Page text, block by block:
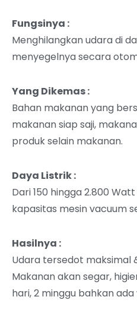
Fungsinya :
Menghilangkan udara di
menyegelnya secara
Yang Dikemas :
Bahan makanan yang
makanan siap saji,
produk selain makanan.
Daya Listrik :
Dari 150 hingga 2.800
kapasitas mesin vacuum
Hasilnya :
Udara tersedot maksimal
Makanan akan segar,
hari, 2 minggu bahkan